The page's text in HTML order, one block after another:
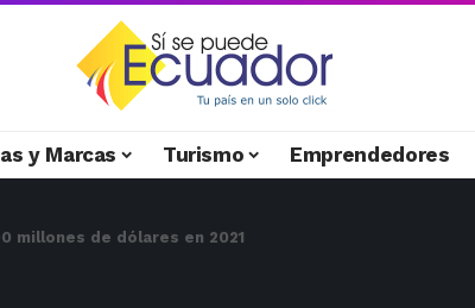
y Marcas Turismo Emprendedores
millones de dólares en 2021